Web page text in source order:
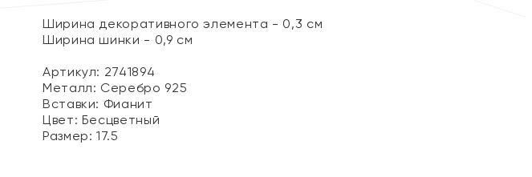
Ширина декоративного элемента - 0,3 см
Ширина шинки - 0,9 см
Артикул: 2741894
Металл: Серебро 925
Вставки: Фианит
Цвет: Бесцветный
Размер:17.5